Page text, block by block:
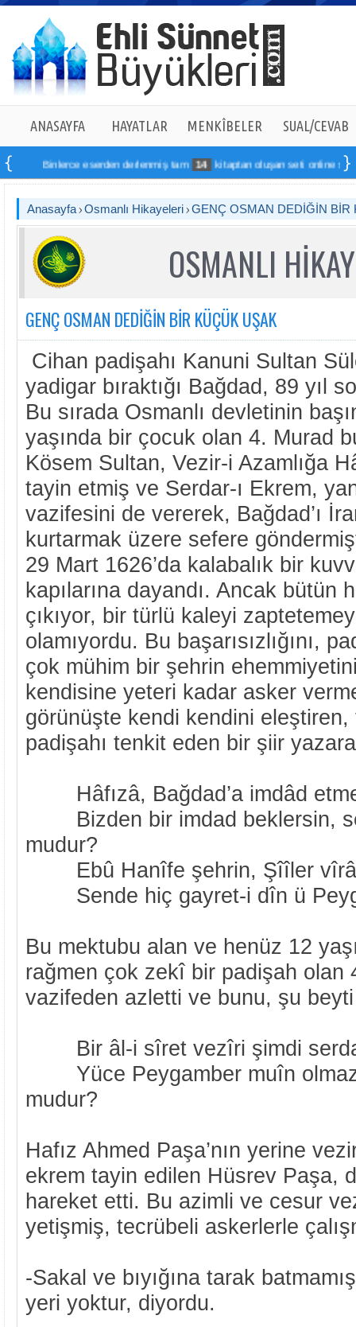
ANASAYFA HAYATLAR MENKÎBELER SUAL/CEVAB
eserden derlenmiş tam 14 kitaptan oluşan seti online sipariş
Anasayfa Osmanlı Hikayeleri GENÇ OSMAN DEDİĞİN BİR
OSMANLI
GENÇ OSMAN DEDİĞİN BİR KÜÇÜK UŞAK
Cihan padişahı Kanuni Sultan
yadigar bıraktığı Bağdad, 89 yıl
Bu sırada Osmanlı devletinin
yaşında bir çocuk olan 4. Murad
Kösem Sultan, Vezir-i Azamlığa
tayin etmiş ve Serdar-ı Ekrem,
vazifesini de vererek, Bağdad’ı
kurtarmak üzere sefere
29 Mart 1626’da kalabalık bir
kapılarına dayandı. Ancak bütün
çıkıyor, bir türlü kaleyi
olamıyordu. Bu başarısızlığını,
çok mühim bir şehrin
kendisine yeteri kadar asker
görünüşte kendi kendini
padişahı tenkit eden bir şiir
Hâfızâ, Bağdad’a imdâd
Bizden bir imdad beklersin,
mudur?
Ebû Hanîfe şehrin, Şîîler
Sende hiç gayret-i dîn ü
Bu mektubu alan ve henüz 12
rağmen çok zekî bir padişah olan
vazifeden azletti ve bunu, şu
Bir âl-i sîret vezîri şimdi
Yüce Peygamber muîn olmaz
mudur?
Hafız Ahmed Paşa’nın yerine
ekrem tayin edilen Hüsrev Paşa,
hareket etti. Bu azimli ve cesur
yetişmiş, tecrübeli askerlerle
-Sakal ve bıyığına tarak
yeri yoktur, diyordu.